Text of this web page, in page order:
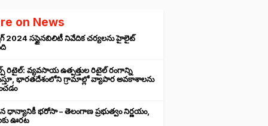
on News
2024 సస్టైనబిలిటీ నివేదిక చర్యలను హైలైట్
రిటైల్: వ్యవసాయ ఉత్పత్తుల రిటైల్ రంగాన్ని
భారతదేశంలోని గ్రామాల్లో వ్యాపార అవకాశాలను
ధాన్యానికీ భరోసా – తెలంగాణ ప్రభుత్వం నిర్ణయం,
ఊరట